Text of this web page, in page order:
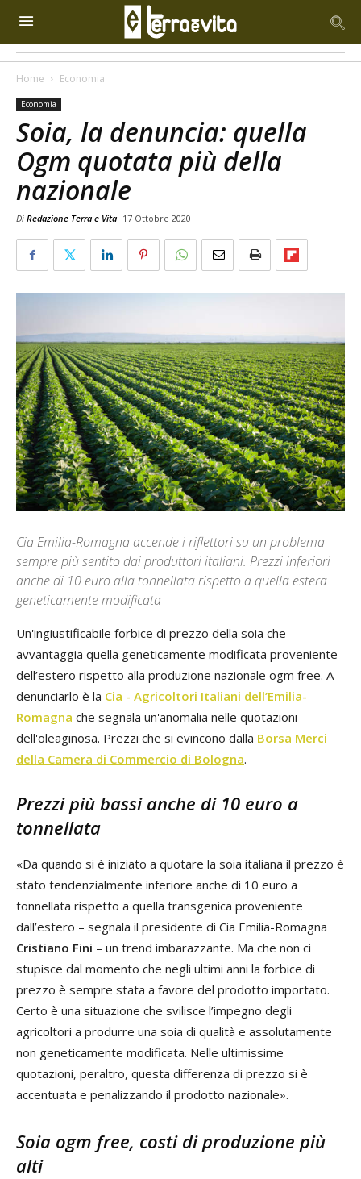
Home Economia
Economia
Soia, la denuncia: quella
Ogm quotata più della
nazionale
Di Redazione Terra e Vita 17 Ottobre 2020
Cia Emilia-Romagna accende i riflettori su un problema
sempre più sentito dai produttori italiani. Prezzi inferiori
anche di 10 euro alla tonnellata rispetto a quella estera
geneticamente modificata
Un'ingiustificabile forbice di prezzo della soia che
avvantaggia quella geneticamente modificata proveniente
dell’estero rispetto alla produzione nazionale ogm free. A
denunciarlo è la Cia - Agricoltori Italiani dell’Emilia-
Romagna che segnala un'anomalia nelle quotazioni
dell'oleaginosa. Prezzi che si evincono dalla Borsa Merci
della Camera di Commercio di Bologna.
Prezzi più bassi anche di 10 euro a
tonnellata
«Da quando si è iniziato a quotare la soia italiana il prezzo è
stato tendenzialmente inferiore anche di 10 euro a
tonnellata rispetto a quella transgenica proveniente
dall’estero – segnala il presidente di Cia Emilia-Romagna
Cristiano Fini – un trend imbarazzante. Ma che non ci
stupisce dal momento che negli ultimi anni la forbice di
prezzo è sempre stata a favore del prodotto importato.
Certo è una situazione che svilisce l’impegno degli
agricoltori a produrre una soia di qualità e assolutamente
non geneticamente modificata. Nelle ultimissime
quotazioni, peraltro, questa differenza di prezzo si è
accentuata e penalizzando il prodotto nazionale».
Soia ogm free, costi di produzione più
alti